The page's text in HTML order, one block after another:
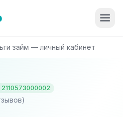
займ — личный кабинет